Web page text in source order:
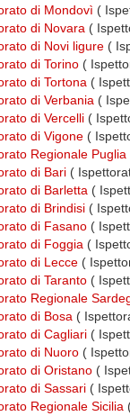
di Mondovì (
di Novara (
di Novi ligure (
di Torino (
di Tortona (
di Verbania (
di Vercelli (
di Vigone (
Regionale Puglia
di Bari (
di Barletta (
di Brindisi (
di Fasano (
di Foggia (
di Lecce (
di Taranto (
Regionale
di Bosa (
di Cagliari (
di Nuoro (
di Oristano (
di Sassari (
Regionale Sicilia